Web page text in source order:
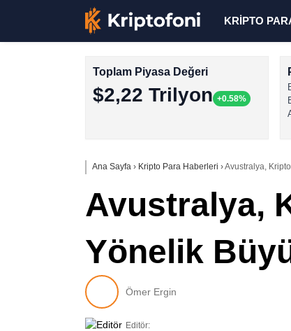
KRİPTO
Toplam Piyasa Değeri
$2,22 Trilyon +0.58%
Ana Sayfa › Kripto Para Haberleri ›Avustralya,
Avustralya,
Yönelik
Ömer Ergin
Editör: